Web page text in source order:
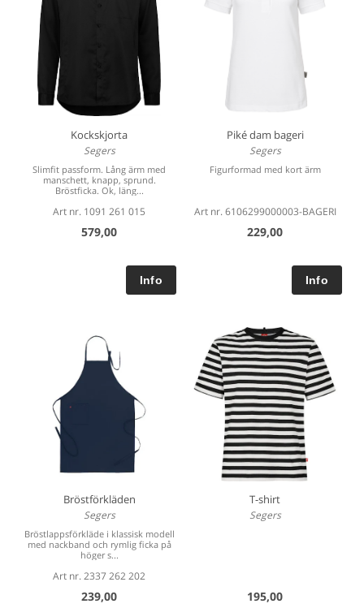
Kockskjorta
Segers
Slimfit passform. Lång ärm med
manschett, knapp, sprund.
Bröstficka. Ok, läng...
Art nr. 1091 261 015
579,00
Piké dam bageri
Segers
Figurformad med kort ärm
Art nr. 6106299000003-BAGERI
229,00
Bröstförkläden
Segers
Bröstlappsförkläde i klassisk modell
med nackband och rymlig ficka på
höger s...
Art nr. 2337 262 202
239,00
T-shirt
Segers
195,00